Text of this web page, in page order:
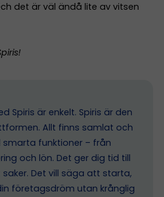
det är väl ändå lite av vitsen
Spiris är enkelt. Spiris är den
Allt finns samlat och
funktioner – från
och lön. Det ger dig tid till
Det vill säga att starta,
företagsdröm utan krånglig